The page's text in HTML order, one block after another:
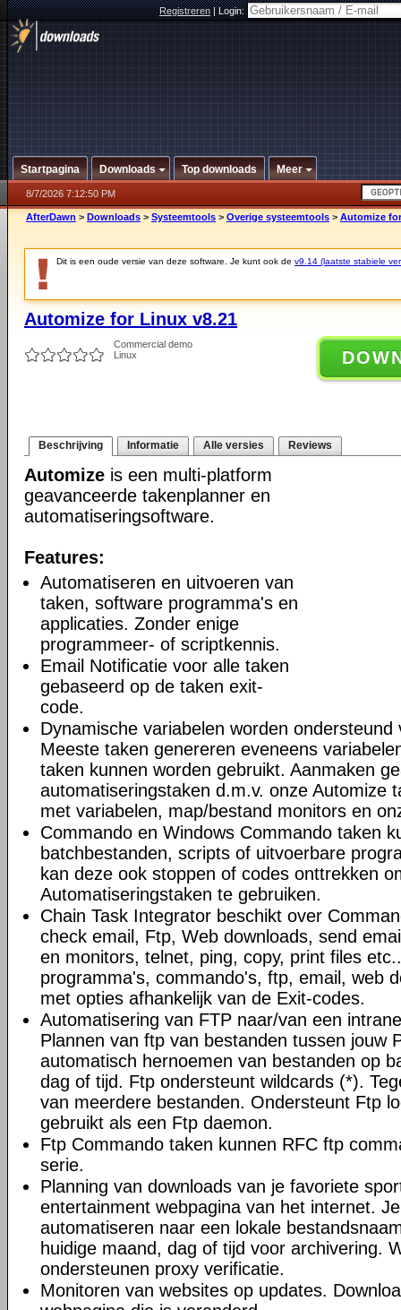
Registreren|Login:
Startpagina Downloads Top downloads Meer
8/7/2026 7:12:50 PM
AfterDawn > Downloads > Systeemtools > Overige systeemtools > Automize
Dit is een oude versie van deze software. Je kunt ook de v9.14 (laatste stabiele
Automize for Linux v8.21
Commercial demo
Linux
Beschrijving Informatie Alle versies Reviews
Automize is een multi-platform
geavanceerde takenplanner en
automatiseringsoftware.
Features:
Automatiseren en uitvoeren van
taken, software programma's en
applicaties. Zonder enige
programmeer- of scriptkennis.
Email Notificatie voor alle taken
gebaseerd op de taken exit-
code.
Dynamische variabelen worden
Meeste taken genereren eveneens
taken kunnen worden gebruikt. Aanmaken
automatiseringstaken d.m.v. onze Automize
met variabelen, map/bestand monitors en
Commando en Windows Commando taken
batchbestanden, scripts of uitvoerbare
kan deze ook stoppen of codes onttrekken
Automatiseringstaken te gebruiken.
Chain Task Integrator beschikt over
check email, Ftp, Web downloads, send
en monitors, telnet, ping, copy, print files
programma's, commando's, ftp, email, web
met opties afhankelijk van de Exit-codes.
Automatisering van FTP naar/van een
Plannen van ftp van bestanden tussen jouw
automatisch hernoemen van bestanden op
dag of tijd. Ftp ondersteunt wildcards (*).
van meerdere bestanden. Ondersteunt Ftp
gebruikt als een Ftp daemon.
Ftp Commando taken kunnen RFC ftp
serie.
Planning van downloads van je favoriete
entertainment webpagina van het internet.
automatiseren naar een lokale
huidige maand, dag of tijd voor archivering.
ondersteunen proxy verificatie.
Monitoren van websites op updates.